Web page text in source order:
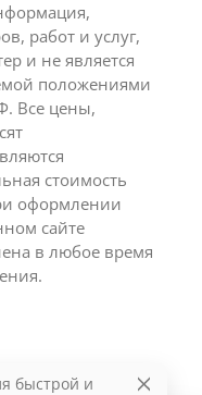
работ и услуг,
и не является
положениями
Все цены,
стоимость
оформлении
сайте
в любое время
быстрой и